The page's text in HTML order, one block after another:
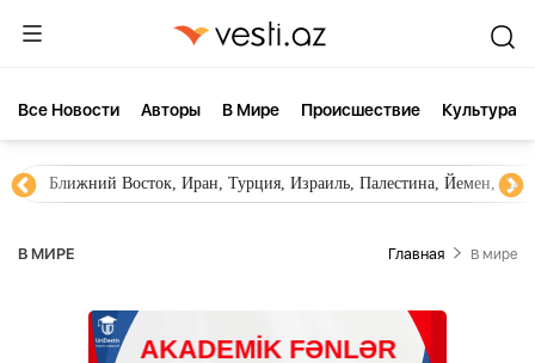
Все Новости Aвторы В Мире Происшествие Культура
Ближний Восток, Иран, Турция, Израиль, Палестина, Йемен,
В МИРЕ Главная В мире